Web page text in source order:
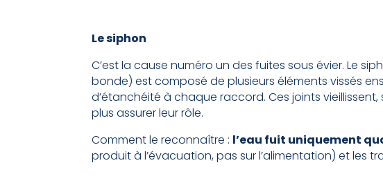
Le siphon
C’est la cause numéro un des fuites sous évier. Le
bonde) est composé de plusieurs éléments vissés
d’étanchéité à chaque raccord. Ces joints
plus assurer leur rôle.
Comment le reconnaître : l’eau fuit uniquement
produit à l’évacuation, pas sur l’alimentation) et les